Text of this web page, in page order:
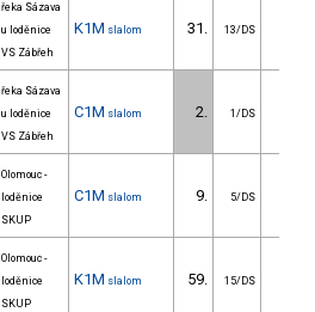
řeka Sázava
u loděnice
VS Zábřeh
K1M slalom 31. 13/DS
řeka Sázava
u loděnice
VS Zábřeh
C1M slalom 2. 1/DS
Olomouc -
loděnice
SKUP
C1M slalom 9. 5/DS
Olomouc -
loděnice
SKUP
K1M slalom 59. 15/DS